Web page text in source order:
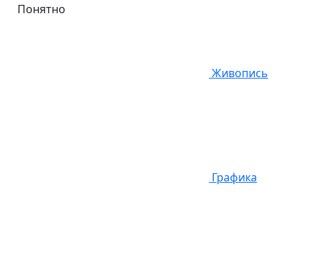
Понятно
Живопись
Графика